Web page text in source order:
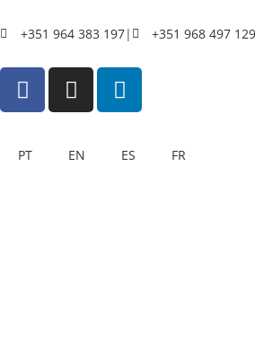
+351 964 383 197| +351 968 497
PT EN ES FR